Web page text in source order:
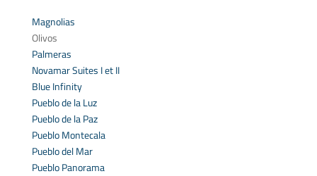
Magnolias
Olivos
Palmeras
Novamar Suites I et II
Blue Infinity
Pueblo de la Luz
Pueblo de la Paz
Pueblo Montecala
Pueblo del Mar
Pueblo Panorama